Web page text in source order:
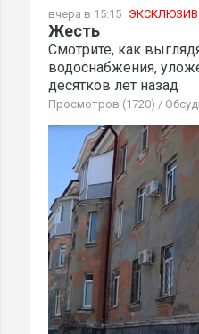
вчера в 15:15 ЭКСКЛЮЗИВ
Жесть
Смотрите, как
водоснабжения,
десятков лет назад
Просмотров (1720) /